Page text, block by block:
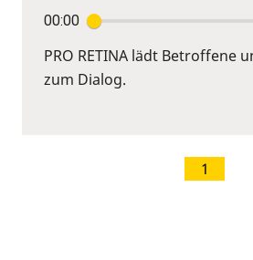
00:00
PRO RETINA lädt Betroffene
zum Dialog.
1